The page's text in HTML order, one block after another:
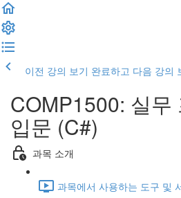
이전 강의 보기 완료하고 다음 강의
COMP1500: 실무
입문 (C#)
과목 소개
과목에서 사용하는 도구 및